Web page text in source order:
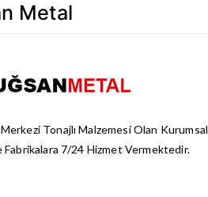
Metal
Tonajlı Malzemesi Olan Kurumsal
Fabrikalara 7/24 Hizmet Vermektedir.